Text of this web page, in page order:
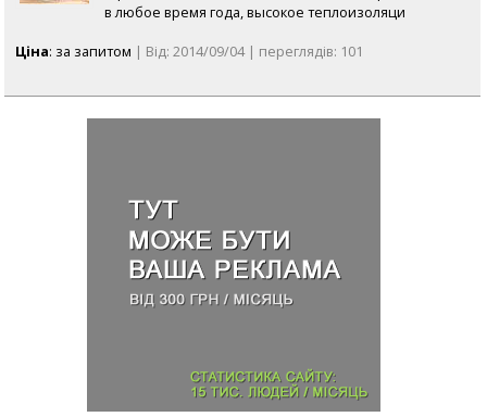
в любое время года, высокое теплоизоляци
Ціна: за запитом | Від: 2014/09/04 | переглядів: 101